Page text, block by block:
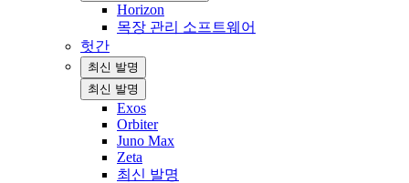
Horizon
목장 관리 소프트웨어
헛간
최신 발명
최신 발명
Exos
Orbiter
Juno Max
Zeta
최신 발명